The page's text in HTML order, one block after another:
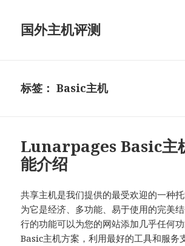
国外主机评测
标签：Basic主机
Lunarpages Basic主
能介绍
共享主机是我们提供的最受欢迎的一种
为它是经济、多功能、易于使用的完美
行的功能可以为您的网站添加几乎任何
Basic主机方案，利用最好的工具和服务